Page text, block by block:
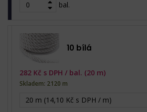
bal.
10 bílá
20 m (14,10 Kč s DPH / m)
282 Kč s DPH / bal. (20 m)
Skladem: 2120 m